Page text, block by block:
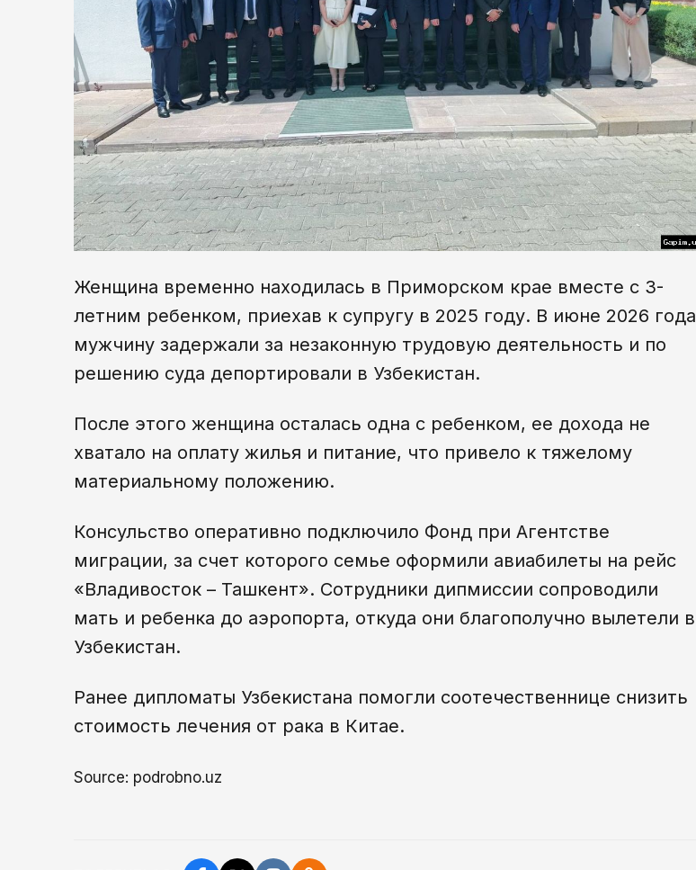
Женщина временно находилась в Приморском крае вместе с 3-
летним ребенком, приехав к супругу в 2025 году. В июне 2026 года
мужчину задержали за незаконную трудовую деятельность и по
решению суда депортировали в Узбекистан.
После этого женщина осталась одна с ребенком, ее дохода не
хватало на оплату жилья и питание, что привело к тяжелому
материальному положению.
Консульство оперативно подключило Фонд при Агентстве
миграции, за счет которого семье оформили авиабилеты на рейс
«Владивосток – Ташкент». Сотрудники дипмиссии сопроводили
мать и ребенка до аэропорта, откуда они благополучно вылетели в
Узбекистан.
Ранее дипломаты Узбекистана помогли соотечественнице снизить
стоимость лечения от рака в Китае.
Source: podrobno.uz